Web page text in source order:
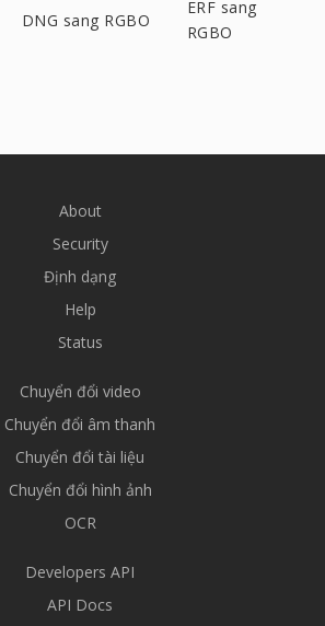
DNG sang RGBO
ERF sang
RGBO
About
Security
Định dạng
Help
Status
Chuyển đổi video
Chuyển đổi âm thanh
Chuyển đổi tài liệu
Chuyển đổi hình ảnh
OCR
Developers API
API Docs